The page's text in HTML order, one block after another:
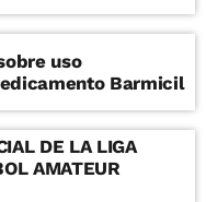
uso
Barmicil
DE LA LIGA
AMATEUR